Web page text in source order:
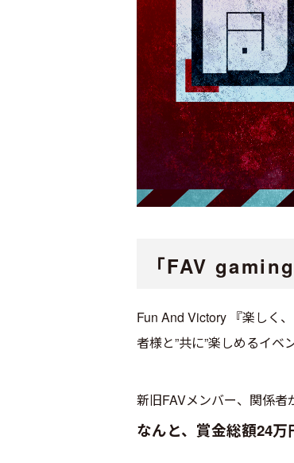
「FAV
Fun And Victory 『楽しく
者様と”共に”楽しめるイベ
新旧FAVメンバー、関係者
なんと、賞金総額24万